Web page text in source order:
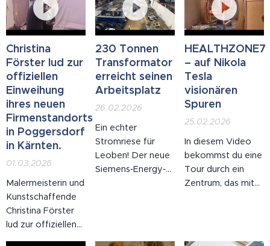
Christina
Förster lud zur
offiziellen
Einweihung
ihres neuen
Firmenstandorts
in Poggersdorf
in Kärnten.
01.03.2026
Malermeisterin und
Kunstschaffende
Christina Förster
lud zur offiziellen
230 Tonnen
Transformator
erreicht seinen
Arbeitsplatz
26.02.2026
Ein echter
Stromriese für
Leoben! Der neue
Siemens‑Energy‑Transformator
HEALTHZONE7
– auf Nikola
Tesla
visionären
Spuren
25.02.2026
In diesem Video
bekommst du eine
Tour durch ein
Zentrum, das mit